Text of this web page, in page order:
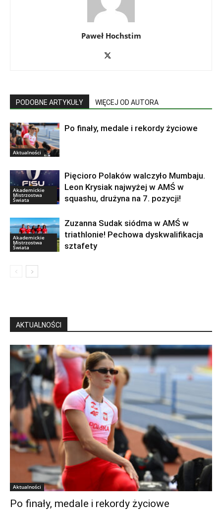
Paweł Hochstim
PODOBNE ARTYKUŁY WIĘCEJ OD AUTORA
Aktualności
Po finały, medale i rekordy życiowe
Akademickie
Mistrzostwa
Świata
Pięcioro Polaków walczyło Mumbaju.
Leon Krysiak najwyżej w AMŚ w
squashu, drużyna na 7. pozycji!
Akademickie
Mistrzostwa
Świata
Zuzanna Sudak siódma w AMŚ w
triathlonie! Pechowa dyskwalifikacja
sztafety
AKTUALNOŚCI
Aktualności
Po finały, medale i rekordy życiowe